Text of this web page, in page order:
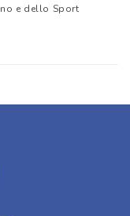
e dello Sport